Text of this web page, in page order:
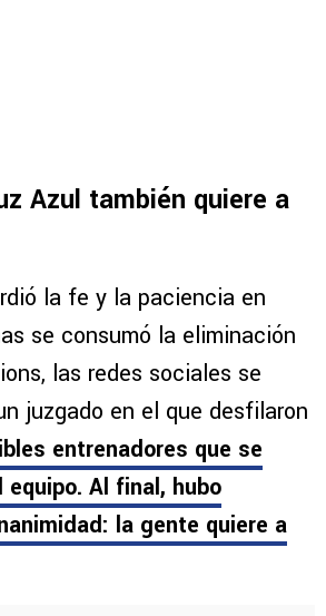
Azul también quiere a
la fe y la paciencia en
se consumó la eliminación
las redes sociales se
juzgado en el que desfilaron
entrenadores que se
Al final, hubo
la gente quiere a